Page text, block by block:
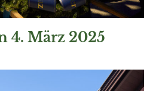
4. März 2025